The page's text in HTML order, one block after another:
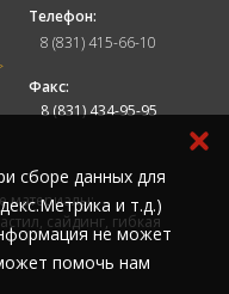
Телефон:
8 (831) 415-66-10
Факс:
8 (831) 434-95-95
материалы:
сайдинг, гибкая
сборе данных для
и т.д.)
не может
помочь нам